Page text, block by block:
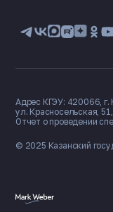
🏠
© 2025 Казанский
Адрес КГЭУ: 420066, г.
ул. Красносельская,
Отчет о проведении